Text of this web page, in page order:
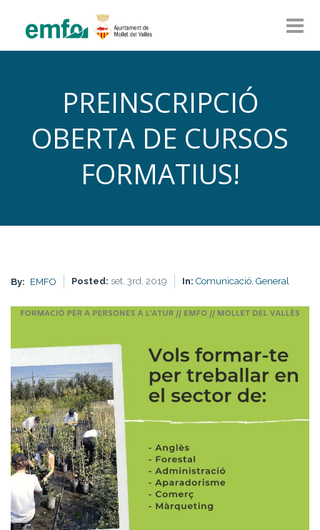
PREINSCRIPCIÓ
OBERTA DE CURSOS
FORMATIUS!
By: EMFO Posted: set. 3rd, 2019 In: Comunicació, General